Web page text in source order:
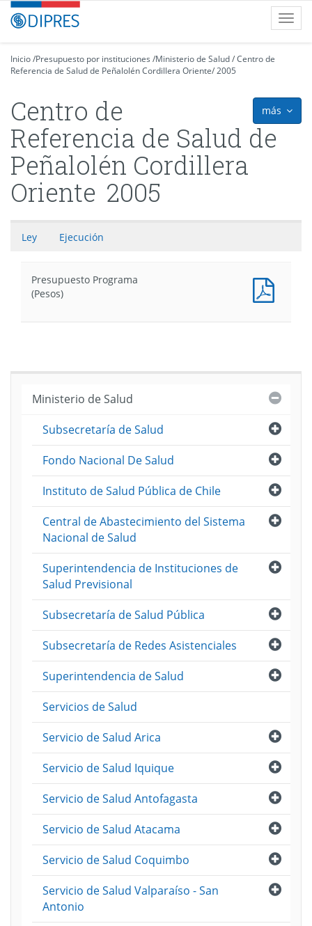
Contenido
principalDIPRES
-
de
Presupuestos
Inicio/Presupuesto por instituciones /Ministerio de Salud/Centro de
Referencia de Salud de Peñalolén Cordillera Oriente/2005
más
Centro de
Referencia de Salud de
Peñalolén Cordillera
Oriente 2005
Ley Ejecución
Presupuesto Programa
(Pesos)
Ministerio de Salud
Abrir
Subsecretaría de Salud
Abrir
Fondo Nacional De Salud
Abrir
Instituto de Salud Pública de Chile
Abrir
Central de Abastecimiento del Sistema
Nacional de Salud
Abrir
Superintendencia de Instituciones de
Salud Previsional
Abrir
Subsecretaría de Salud Pública
Abrir
Subsecretaría de Redes Asistenciales
Abrir
Superintendencia de Salud
Servicios de Salud
Abrir
Servicio de Salud Arica
Abrir
Servicio de Salud Iquique
Abrir
Servicio de Salud Antofagasta
Abrir
Servicio de Salud Atacama
Abrir
Servicio de Salud Coquimbo
Abrir
Servicio de Salud Valparaíso - San
Antonio